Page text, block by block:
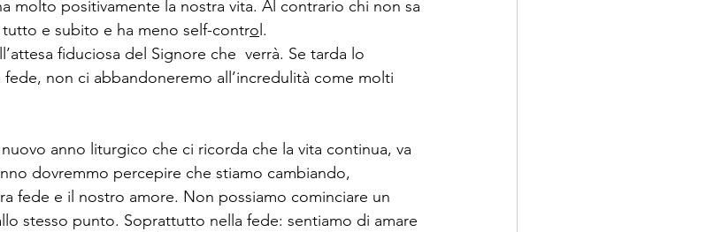
molto positivamente la nostra vita. Al contrario chi non sa
e subito e ha meno self-contro l.
fiduciosa del Signore che  verrà. Se tarda lo
non ci abbandoneremo all’incredulità come molti
anno liturgico che ci ricorda che la vita continua, va
dovremmo percepire che stiamo cambiando,
fede e il nostro amore. Non possiamo cominciare un
stesso punto. Soprattutto nella fede: sentiamo di amare